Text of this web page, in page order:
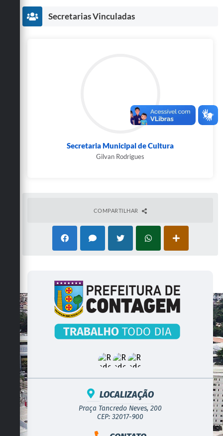
Secretarias Vinculadas
Secretaria Municipal de Cultura
Gilvan Rodrigues
COMPARTILHAR
LOCALIZAÇÃO
Praça Tancredo Neves, 200
CEP: 32017-900